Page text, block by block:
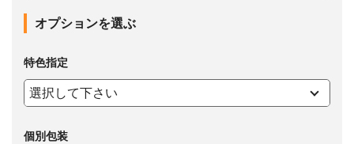
オプションを選ぶ
特色指定
個別包装